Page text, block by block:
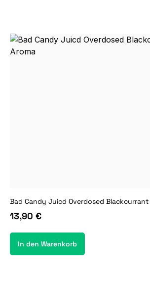
Bad Candy Juicd Overdosed Blackcurrant
13,90 €
In den Warenkorb